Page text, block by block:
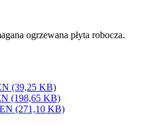
ogrzewana płyta robocza.
(39,25 KB)
(198,65 KB)
(271,10 KB)